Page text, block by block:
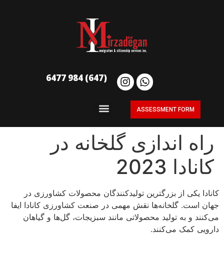
(647) 984 6477
ASSESSMENT FORM
راه اندازی گلخانه در
کانادا 2023
کانادا یکی از بزرگترین تولیدکنندگان محصولات کشاورزی در
جهان است. گلخانه‌ها نقش مهمی در صنعت کشاورزی کانادا ایفا
می‌کنند و به تولید محصولاتی مانند سبزیجات، گل‌ها و گیاهان
دارویی کمک می‌کنند.